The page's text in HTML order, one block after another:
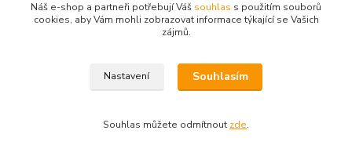
+420 222 718 046, volba 3
Náš e-shop a partneři potřebují Váš souhlas s použitím souborů
cookies, aby Vám mohli zobrazovat informace týkající se Vašich
zájmů.
Nastavení Souhlasím
Souhlas můžete odmítnout zde.